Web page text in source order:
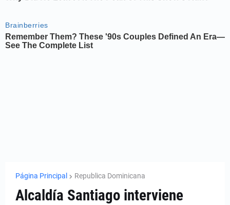
Página Principal Republica Dominicana
Alcaldía Santiago interviene